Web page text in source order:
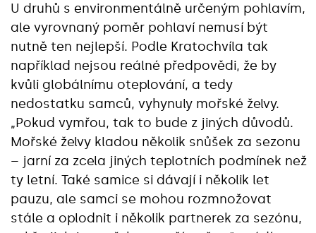
U druhů s environmentálně určeným pohlavím,
ale vyrovnaný poměr pohlaví nemusí být
nutně ten nejlepší. Podle Kratochvíla tak
například nejsou reálné předpovědi, že by
kvůli globálnímu oteplování, a tedy
nedostatku samců, vyhynuly mořské želvy.
„Pokud vymřou, tak to bude z jiných důvodů.
Mořské želvy kladou několik snůšek za sezonu
– jarní za zcela jiných teplotních podmínek než
ty letní. Také samice si dávají i několik let
pauzu, ale samci se mohou rozmnožovat
stále a oplodnit i několik partnerek za sezónu,